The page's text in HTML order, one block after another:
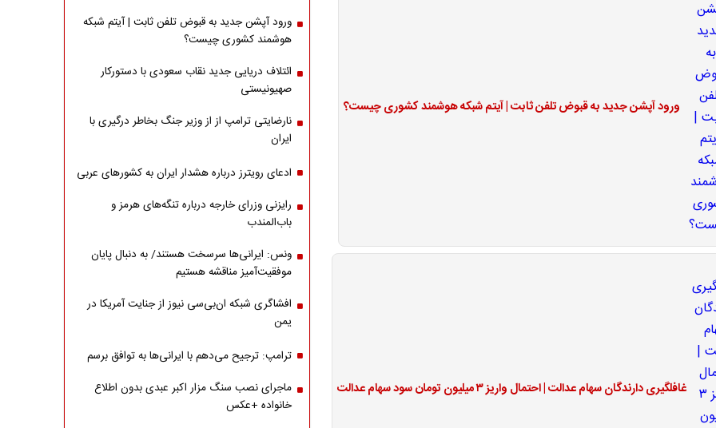
ورود آپشن جدید به قبوض تلفن ثابت | آیتم شبکه هوشمند کشوری چیست؟
غافلگیری دارندگان سهام عدالت | احتمال واریز ۳ میلیون تومان سود سهام عدالت
ورود آپشن جدید به قبوض تلفن ثابت | آیتم شبکه
هوشمند کشوری چیست؟
ائتلاف دریایی جدید نقاب سعودی با دستورکار
صهیونیستی
نارضایتی ترامپ از از وزیر جنگ بخاطر درگیری با
ایران
ادعای رویترز درباره هشدار ایران به کشورهای عربی
رایزنی وزرای خارجه درباره تنگه‌های هرمز و
باب‌المندب
ونس: ایرانی‌ها سرسخت هستند/ به دنبال پایان
موفقیت‌آمیز مناقشه هستیم
افشاگری شبکه ان‌بی‌سی نیوز از جنایت آمریکا در
یمن
ترامپ: ترجیح می‌دهم با ایرانی‌‌ها به توافق برسم
ماجرای نصب سنگ مزار اکبر عبدی بدون اطلاع
خانواده +عکس